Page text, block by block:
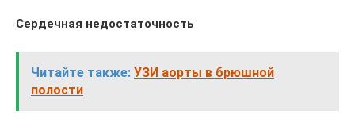
Сердечная недостаточность
Читайте также: УЗИ аорты в брюшной
полости